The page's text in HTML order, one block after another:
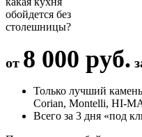
обойдется без
столешницы?
от 8 000 руб.
Только лучший
Corian, Montelli, HI-
Всего за 3 дня «под